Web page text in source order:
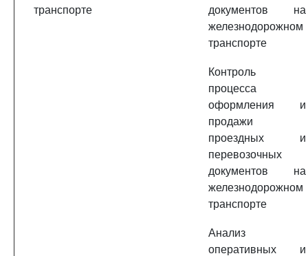
транспорте
документов на
железнодорожном
транспорте
Контроль
процесса
оформления и
продажи
проездных и
перевозочных
документов на
железнодорожном
транспорте
Анализ
оперативных и